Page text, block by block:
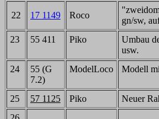
22 17 1149 Roco
gn/sw,
23
55 411 Piko
Umbau
usw.
24
55 (G
7.2)
ModelLoco Modell
25 57 1125 Piko
Neuer